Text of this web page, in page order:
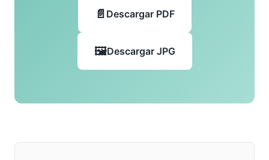
Descargar PDF
Descargar JPG